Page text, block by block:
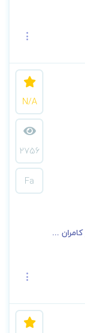
N/A
2756
Fa